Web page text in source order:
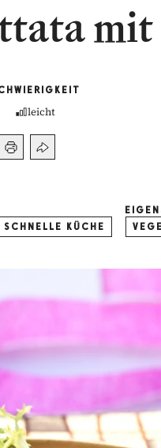
mit
leicht
SCHNELLE KÜCHE